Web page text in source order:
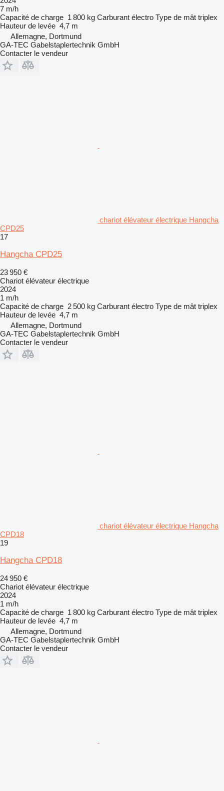
7 m/h
Capacité de charge 1 800 kg Carburant électro Type de mât triplex
Hauteur de levée 4,7 m
Allemagne, Dortmund
GA-TEC Gabelstaplertechnik GmbH
Contacter le vendeur
chariot élévateur électrique Hangcha
CPD25
17
Hangcha CPD25
23 950 €
Chariot élévateur électrique
2024
1 m/h
Capacité de charge 2 500 kg Carburant électro Type de mât triplex
Hauteur de levée 4,7 m
Allemagne, Dortmund
GA-TEC Gabelstaplertechnik GmbH
Contacter le vendeur
chariot élévateur électrique Hangcha
CPD18
19
Hangcha CPD18
24 950 €
Chariot élévateur électrique
2024
1 m/h
Capacité de charge 1 800 kg Carburant électro Type de mât triplex
Hauteur de levée 4,7 m
Allemagne, Dortmund
GA-TEC Gabelstaplertechnik GmbH
Contacter le vendeur